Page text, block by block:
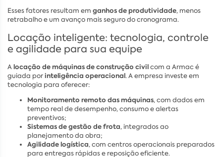
Esses fatores resultam em ganhos de produtividade, menos
retrabalho e um avanço mais seguro do cronograma.
Locação inteligente: tecnologia, controle
e agilidade para sua equipe
Alocação de máquinas de construção civilcom a Armac é
guiada porinteligência operacional. A empresa investe em
tecnologia para oferecer:
Monitoramento remoto das máquinas, com dados em
tempo real de desempenho, consumo e alertas
preventivos;
Sistemas de gestão de frota, integrados ao
planejamento da obra;
Agilidade logística, com centros operacionais preparados
para entregas rápidas e reposição eficiente.